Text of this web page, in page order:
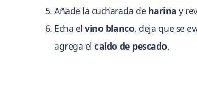
Añade la cucharada de harina y
Echa elvino blanco, deja que se
agrega elcaldo de pescado.